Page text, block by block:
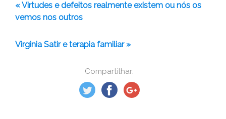
Compartilhar:
« Virtudes e defeitos realmente existem ou nós os
vemos nos outros
Virginia Satir e terapia familiar »